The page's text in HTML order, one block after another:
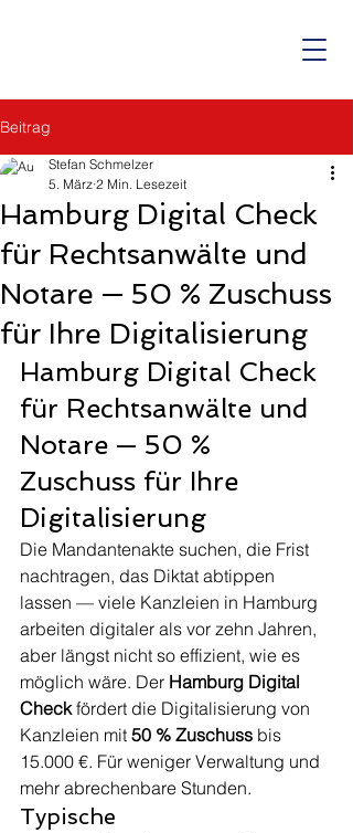
Beitrag
Hamburg Digital Check
für Rechtsanwälte und
Notare — 50 % Zuschuss
für Ihre Digitalisierung
Stefan Schmelzer
5. März 2 Min. Lesezeit
Hamburg Digital Check
für Rechtsanwälte und
Notare — 50 %
Zuschuss für Ihre
Digitalisierung
Die Mandantenakte suchen, die Frist
nachtragen, das Diktat abtippen
lassen — viele Kanzleien in Hamburg
arbeiten digitaler als vor zehn Jahren,
aber längst nicht so effizient, wie es
möglich wäre. Der Hamburg Digital
Check fördert die Digitalisierung von
Kanzleien mit 50 % Zuschuss bis
15.000 €. Für weniger Verwaltung und
mehr abrechenbare Stunden.
Typische